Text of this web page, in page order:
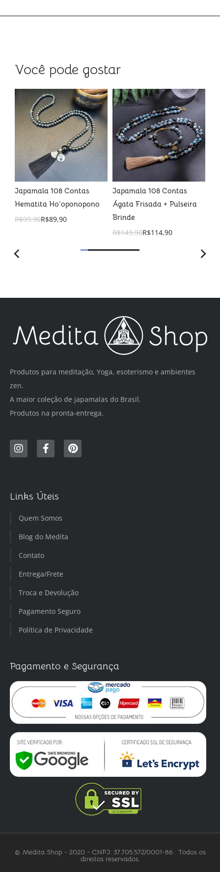
Você pode gostar
Japamala 108 Contas
Hematita Ho’oponopono
R$99,90R$89,90
Japamala 108 Contas
Ágata Frisada + Pulseira
Brinde
R$149,90R$114,90
Produtos para meditação, Yoga, esoterismo e ambientes
zen.
A maior coleção de japamalas do Brasil.
Produtos na pronta-entrega.
Links Úteis
Quem Somos
Blog do Medita
Contato
Entrega/Frete
Troca e Devolução
Pagamento Seguro
Política de Privacidade
Pagamento e Segurança
© Medita Shop - 2020 - CNPJ: 37.705.572/0001-86 . Todos os
direitos reservados.